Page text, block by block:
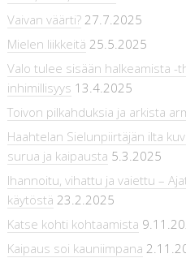
Vaivan väärti? 27.7.2025
Mielen liikkeitä 25.5.2025
Valo tulee sisään halkeamista -
inhimillisyys 13.4.2025
Toivon pilkahduksia ja arkista
Haahtelan Sielunpiirtäjän ilta
surua ja kaipausta 5.3.2025
Ihannoitu, vihattu ja vaiettu –
käytöstä 23.2.2025
Katse kohti kohtaamista
Kaipaus soi kauniimpana